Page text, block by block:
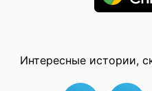
Интересные истории,